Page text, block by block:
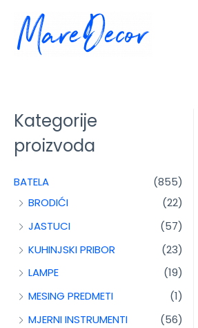
Kategorije
proizvoda
BATELA
(855)
BRODIĆI
(22)
JASTUCI
(57)
KUHINJSKI PRIBOR
(23)
LAMPE
(19)
MESING PREDMETI
(1)
MJERNI INSTRUMENTI
(56)